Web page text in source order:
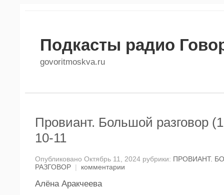
Подкасты радио
govoritmoskva.ru
Провиант. Большой разговор
10-11
Опубликовано Октябрь 11, 2024 рубрики: ПРОВИАНТ.
РАЗГОВОР | комментарии
Алёна Аракчеева